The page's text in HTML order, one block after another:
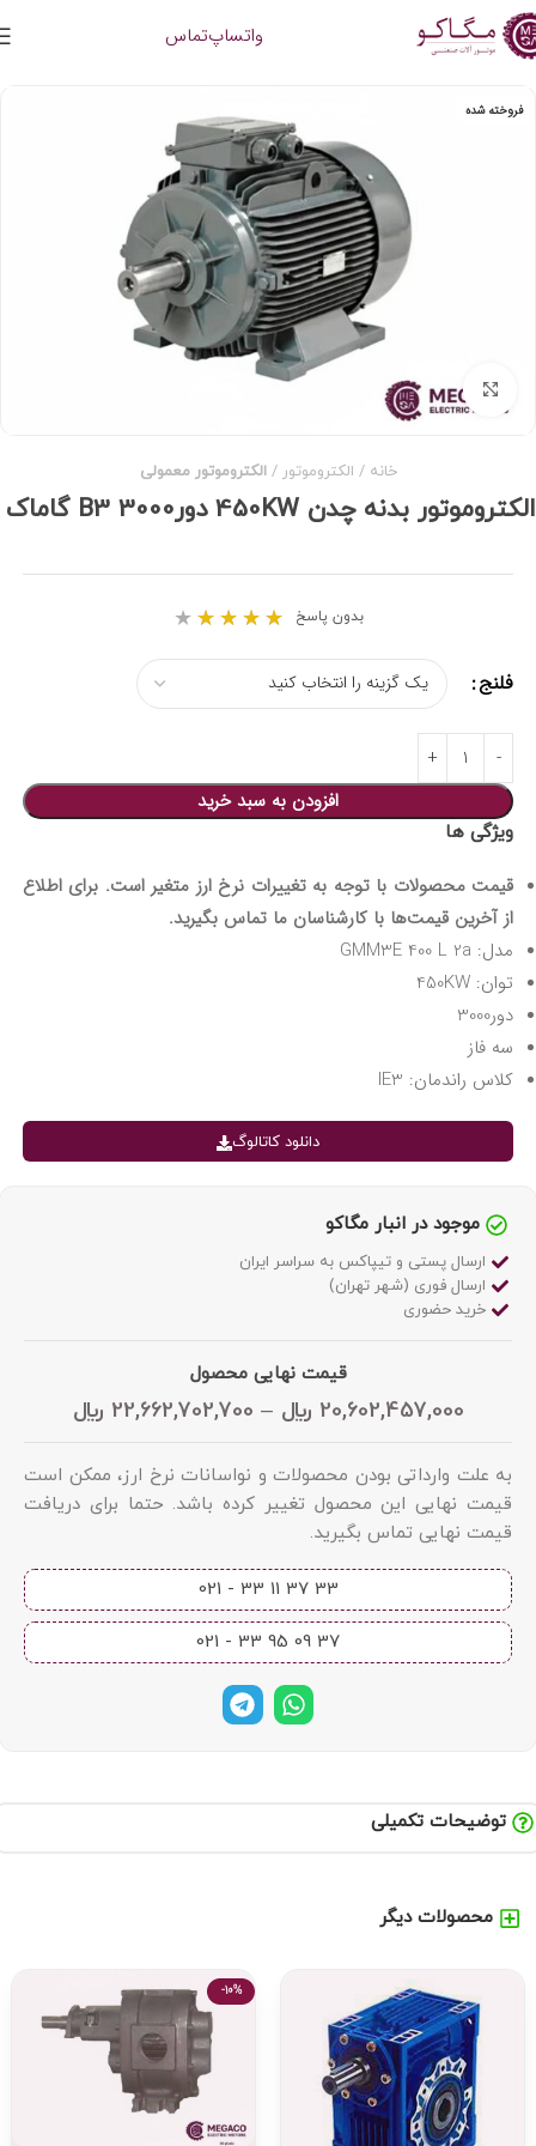
واتساپتماس
فروخته شده
برای بزرگنمایی کلیک کنید
خانه الکتروموتور الکتروموتور معمولی
الکتروموتور بدنه چدن 450KW دور3000 B3 گاماک
بدون پاسخ ★
★
★
★
★
فلنج
افزودن به سبد خرید
ویژگی ها
قیمت محصولات با توجه به تغییرات نرخ ارز متغیر است. برای اطلاع
از آخرین قیمت‌ها با کارشناسان ما تماس بگیرید.
مدل: GMM3E 400 L 2a
توان: 450KW
دور3000
سه فاز
کلاس راندمان: IE3
دانلود کاتالوگ
موجود در انبار مگاکو
ارسال پستی و تیپاکس به سراسر ایران
ارسال فوری (شهر تهران)
خرید حضوری
قیمت نهایی محصول
20,602,457,000 ﷼ –
22,662,702,700 ﷼
به علت وارداتی بودن محصولات و نواسانات نرخ ارز، ممکن است
قیمت نهایی این محصول تغییر کرده باشد. حتما برای دریافت
قیمت نهایی تماس بگیرید.
33 37 11 33 - 021​
37 09 95 33 - 021​
توضیحات تکمیلی
محصولات دیگر
-10%